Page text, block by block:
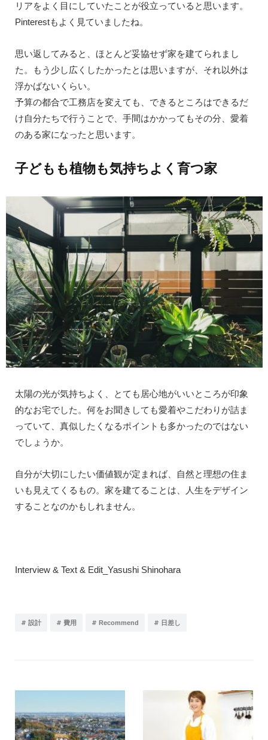
リアをよく目にしていたことが役立っていると思います。
Pinterestもよく見ていましたね。
思い返してみると、ほとんど妥協せず家を建てられまし
た。もう少し広くしたかったとは思いますが、それ以外は
浮かばないくらい。
予算の都合で工務店を変えても、できるところはできるだ
け自分たちで行うことで、手間はかかってもその分、愛着
のある家になったと思います。
子どもも植物も気持ちよく育つ家
太陽の光が気持ちよく、とても居心地がいいところが印象
的なお宅でした。何をお聞きしても愛着やこだわりが詰ま
っていて、真似したくなるポイントも多かったのではない
でしょうか。
自分が大切にしたい価値観が定まれば、自然と理想の住ま
いも見えてくるもの。家を建てることは、人生をデザイン
することなのかもしれません。
Interview & Text & Edit_Yasushi Shinohara
# 設計 # 費用 # Recommend # 日差し